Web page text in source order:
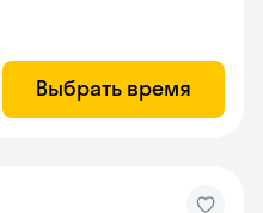
Выбрать время